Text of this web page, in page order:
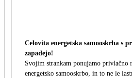
Celovita energetska samooskrba s
zapadejo!
Svojim strankam ponujamo privlačno
energetsko samooskrbo, in to ne le